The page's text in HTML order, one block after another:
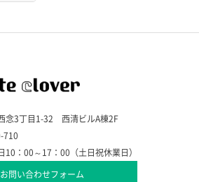
念3丁目1-32 西清ビルA棟2F
710
：00～17：00（土日祝休業日）
お問い合わせフォーム